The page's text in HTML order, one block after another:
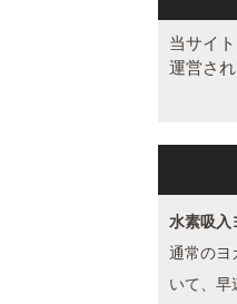
当サイ
運営され
水素吸入
通常のヨ
いて、早